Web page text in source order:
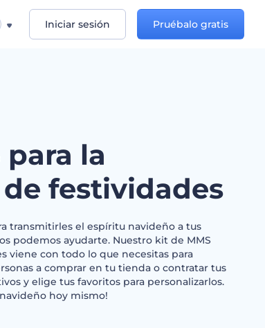
Iniciar sesión Pruébalo gratis
para la
festividades
transmitirles el espíritu navideño a tus
podemos ayudarte. Nuestro kit de MMS
viene con todo lo que necesitas para
a comprar en tu tienda o contratar tus
y elige tus favoritos para personalizarlos.
hoy mismo!